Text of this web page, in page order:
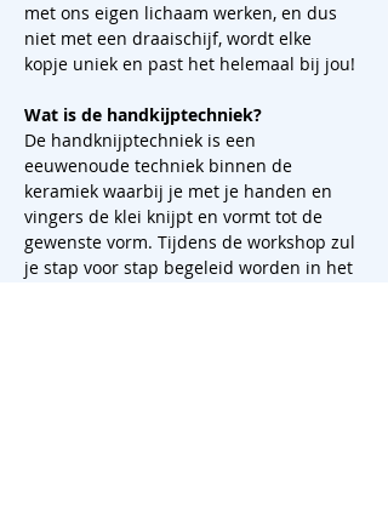
met ons eigen lichaam werken, en dus
niet met een draaischijf, wordt elke
kopje uniek en past het helemaal bij jou!
Wat is de handkijptechniek?
De handknijptechniek is een
eeuwenoude techniek binnen de
keramiek waarbij je met je handen en
vingers de klei knijpt en vormt tot de
gewenste vorm. Tijdens de workshop zul
je stap voor stap begeleid worden in het